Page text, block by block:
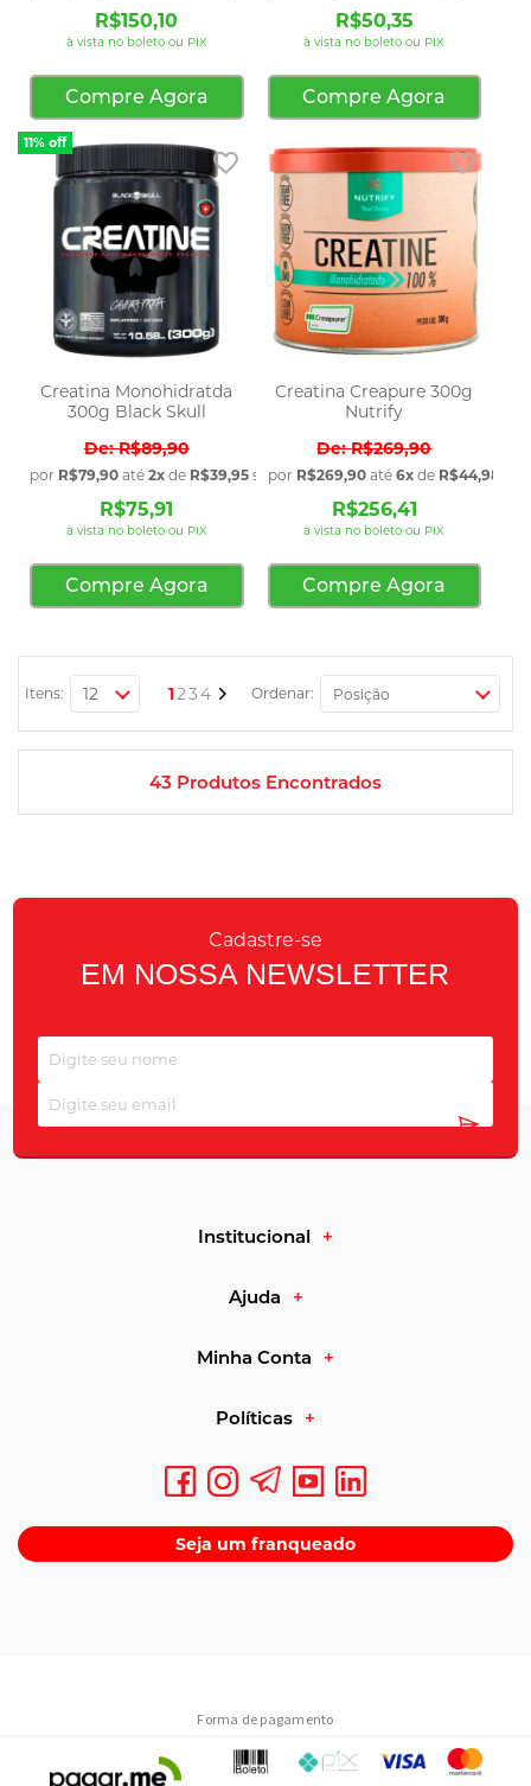
R$150,10
à vista no boleto ou PIX
Compre Agora
R$50,35
à vista no boleto ou PIX
Compre Agora
11% off
Creatina Monohidratda
300g Black Skull
R$89,90
por R$79,90 até 2x de R$39,95 sem juros
R$75,91
à vista no boleto ou PIX
Adicionar aos favoritos
Compre Agora
Creatina Creapure 300g
Nutrify
R$269,90
por R$269,90até 6xde R$44,98
R$256,41
à vista no boleto ou PIX
Compre Agora
Itens: Ordenar:
Página
Você esta lendo a pagina
1Página
2Página
3Página
4 Página
Próximo
43 Produtos Encontrados
Cadastre-se
EM NOSSA NEWSLETTER
Institucional
Ajuda
Minha Conta
Políticas
Seja um franqueado
Forma de pagamento